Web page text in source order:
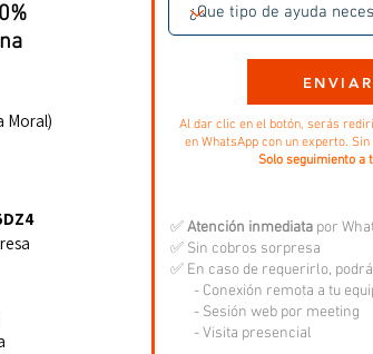
Moral)
ENVIAR
Al dar clic en el botón, serás
en WhatsApp con un experto.
Solo seguimiento a
✅Atención inmediata por
✅ Sin cobros sorpresa
✅ En caso de requerirlo,
- Conexión remota a tu
- Sesión web por meeting
- Visita presencial